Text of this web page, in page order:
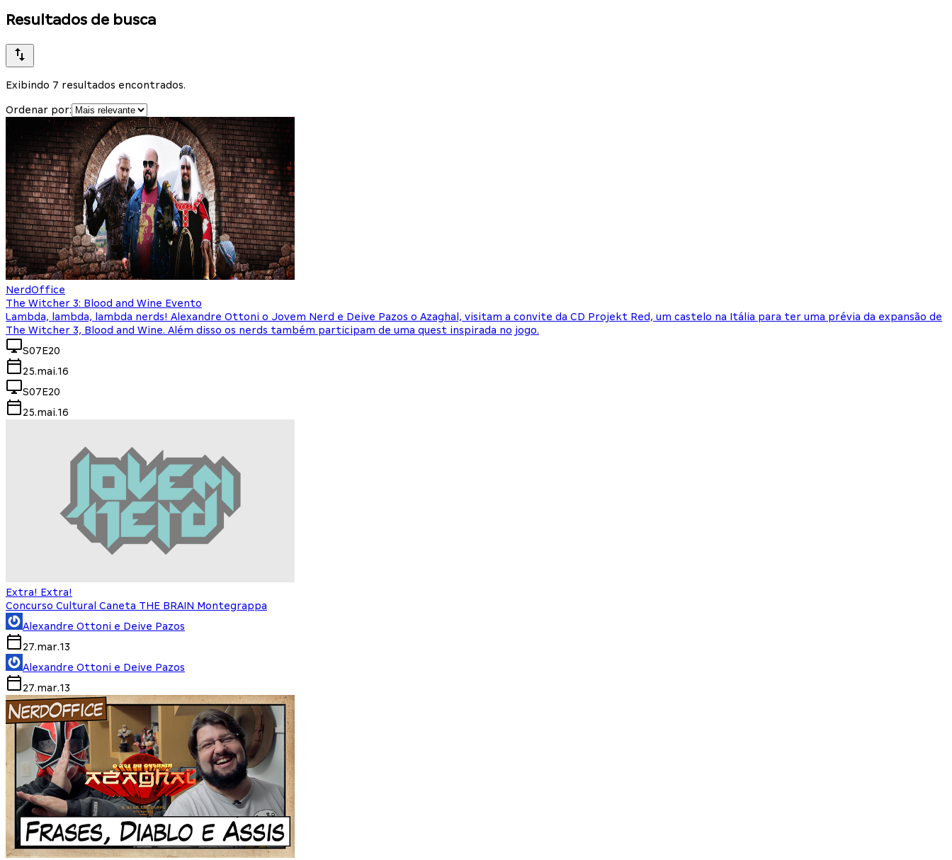
Resultados de busca
Exibindo 7 resultados encontrados.
Ordenar por:
NerdOffice
The Witcher 3: Blood and Wine Evento
Lambda, lambda, lambda nerds! Alexandre Ottoni o Jovem Nerd e Deive Pazos o Azaghal, visitam a convite da CD Projekt Red, um castelo na Itália para ter uma prévia da expansão de
The Witcher 3, Blood and Wine. Além disso os nerds também participam de uma quest inspirada no jogo.
S07E20
25.mai.16
S07E20
25.mai.16
Extra! Extra!
Concurso Cultural Caneta THE BRAIN Montegrappa
Alexandre Ottoni e Deive Pazos
27.mar.13
Alexandre Ottoni e Deive Pazos
27.mar.13